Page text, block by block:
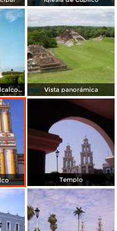
Parroquia de Comalcalco, Tabasco Vista panorámica
Templo